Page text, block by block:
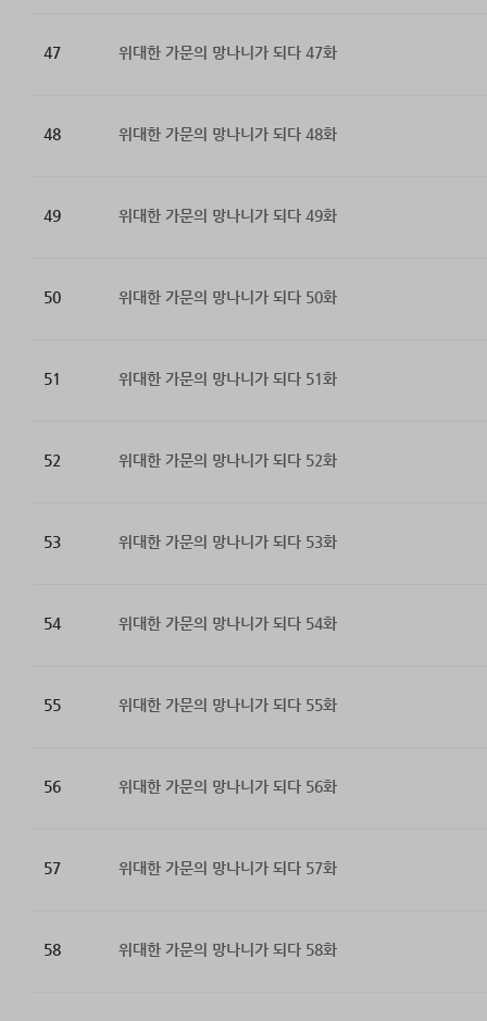
47 위대한 가문의 망나니가 되다 47화
48 위대한 가문의 망나니가 되다 48화
49 위대한 가문의 망나니가 되다 49화
50 위대한 가문의 망나니가 되다 50화
51 위대한 가문의 망나니가 되다 51화
52 위대한 가문의 망나니가 되다 52화
53 위대한 가문의 망나니가 되다 53화
54 위대한 가문의 망나니가 되다 54화
55 위대한 가문의 망나니가 되다 55화
56 위대한 가문의 망나니가 되다 56화
57 위대한 가문의 망나니가 되다 57화
58 위대한 가문의 망나니가 되다 58화